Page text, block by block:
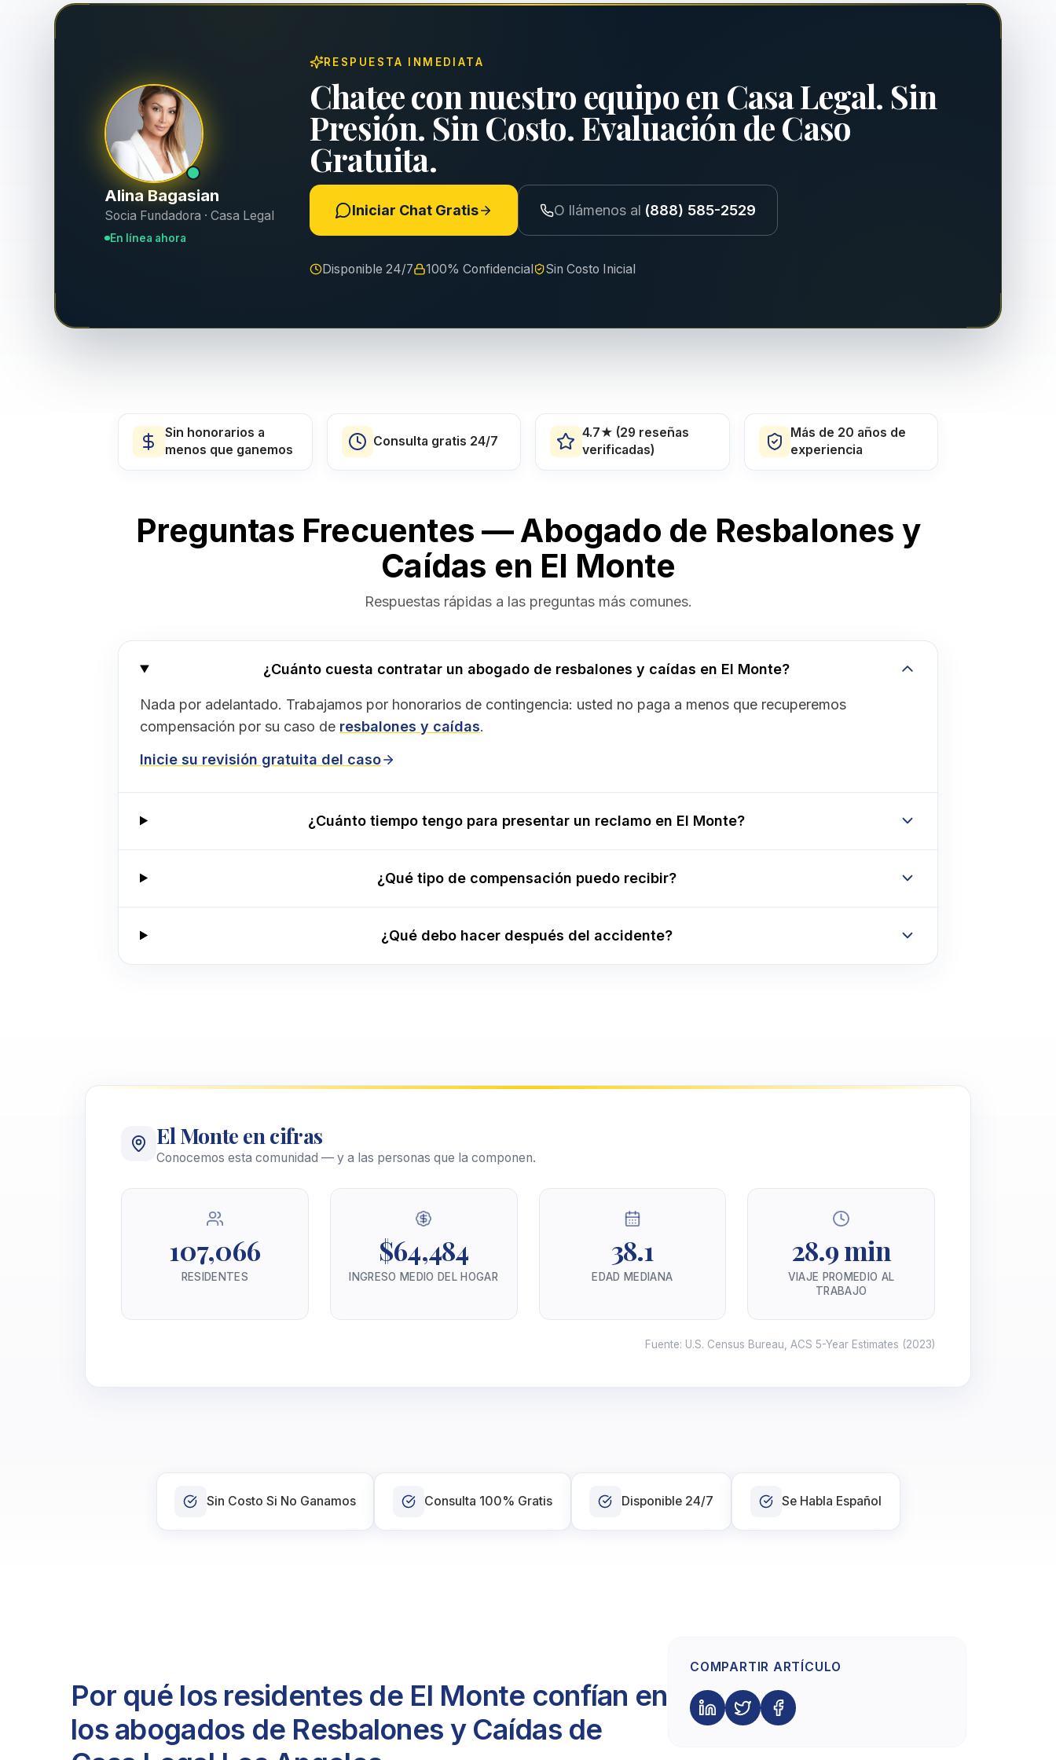
Alina Bagasian
Socia Fundadora · Casa Legal
En línea ahora
RESPUESTA INMEDIATA
Chatee con nuestro equipo en Casa Legal. Sin
Presión. Sin Costo. Evaluación de Caso
Gratuita.
Iniciar Chat Gratis O llámenos al (888) 585-2529
Disponible 24/7 100% Confidencial Sin Costo Inicial
Sin honorarios a
menos que ganemos
Consulta gratis 24/7
4.7★ (29 reseñas
verificadas)
Más de 20 años de
experiencia
Preguntas Frecuentes — Abogado de Resbalones y
Caídas en El Monte
Respuestas rápidas a las preguntas más comunes.
¿Cuánto cuesta contratar un abogado de resbalones y caídas en El Monte?
Nada por adelantado. Trabajamos por honorarios de contingencia: usted no paga a menos que recuperemos
compensación por su caso de resbalones y caídas.
Inicie su revisión gratuita del caso
¿Cuánto tiempo tengo para presentar un reclamo en El Monte?
¿Qué tipo de compensación puedo recibir?
¿Qué debo hacer después del accidente?
El Monte en cifras
Conocemos esta comunidad — y a las personas que la componen.
107,066
RESIDENTES
$64,484
INGRESO MEDIO DEL HOGAR
38.1
EDAD MEDIANA
28.9 min
VIAJE PROMEDIO AL
TRABAJO
Fuente: U.S. Census Bureau, ACS 5-Year Estimates (2023)
Sin Costo Si No Ganamos Consulta 100% Gratis Disponible 24/7 Se Habla Español
Por qué los residentes de El Monte confían en
los abogados de Resbalones y Caídas de
COMPARTIR ARTÍCULO